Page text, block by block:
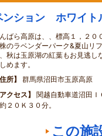
ンション ホワイト
ばら高原は、、標高１，２０
のラベンダーパーク&夏山リ
秋は玉原湖の紅葉もお見逃し
めます。
住所
群馬県沼田市玉原高原
アクセス
関越自動車道沼田
２０Ｋ３０分。
この施